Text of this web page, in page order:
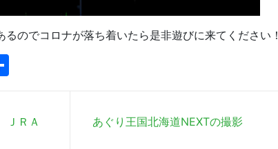
のでコロナが落ち着いたら是非遊びに来てください！
ＪＲＡ
あぐり王国北海道NEXTの撮影